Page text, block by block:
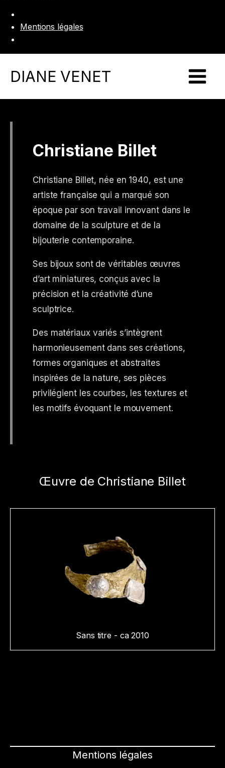
Mentions légales
DIANE VENET
Christiane Billet
Christiane Billet, née en 1940, est une
artiste française qui a marqué son
époque par son travail innovant dans le
domaine de la sculpture et de la
bijouterie contemporaine.
Ses bijoux sont de véritables œuvres
d’art miniatures, conçus avec la
précision et la créativité d’une
sculptrice.
Des matériaux variés s’intègrent
harmonieusement dans ses créations,
formes organiques et abstraites
inspirées de la nature, ses pièces
privilégient les courbes, les textures et
les motifs évoquant le mouvement.
Œuvre de Christiane Billet
Sans titre - ca 2010
Mentions légales